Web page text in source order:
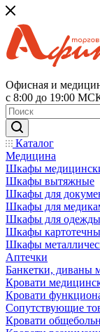
Офисная и
с 8:00 до 19:00
Каталог
Медицина
Шкафы
Шкафы вытяжные
Шкафы для
Шкафы для
Шкафы для одежды
Шкафы
Шкафы
Аптечки
Банкетки, диваны
Кровати
Кровати
Сопутствующие
Кровати